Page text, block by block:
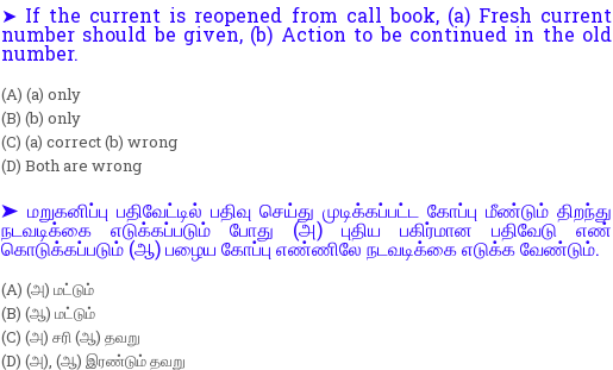
➤ If the current is reopened from call book, (a) Fresh current
number should be given, (b) Action to be continued in the old
number.
(A) (a) only
(B) (b) only
(C) (a) correct (b) wrong
(D) Both are wrong
➤ மறுகனிப்பு பதிவேட்டில் பதிவு செய்து முடிக்கப்பட்ட கோப்பு மீண்டும் திறந்து
நடவடிக்கை எடுக்கப்படும் போது (அ) புதிய பகிர்மான பதிவேடு எண்
கொடுக்கப்படும் (ஆ) பழைய கோப்பு எண்ணிலே நடவடிக்கை எடுக்க வேண்டும்.
(A) (அ) மட்டும்
(B) (ஆ) மட்டும்
(C) (அ) சரி (ஆ) தவறு
(D) (அ), (ஆ) இரண்டும் தவறு